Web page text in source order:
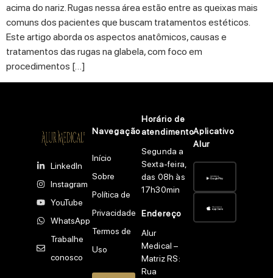
acima do nariz. Rugas nessa área estão entre as queixas mais
comuns dos pacientes que buscam tratamentos estéticos.
Este artigo aborda os aspectos anatômicos, causas e
tratamentos das rugas na glabela, com foco em
procedimentos […]
Navegação
Início
Sobre
Política de
Privacidade
Termos de
Uso
LinkedIn
Instagram
YouTube
WhatsApp
Trabalhe
conosco
Endereço
Alur
Medical –
Matriz RS:
Rua
Horário de
atendimento
Segunda a
Sexta-feira,
das 08h às
17h30min
Aplicativo
Alur